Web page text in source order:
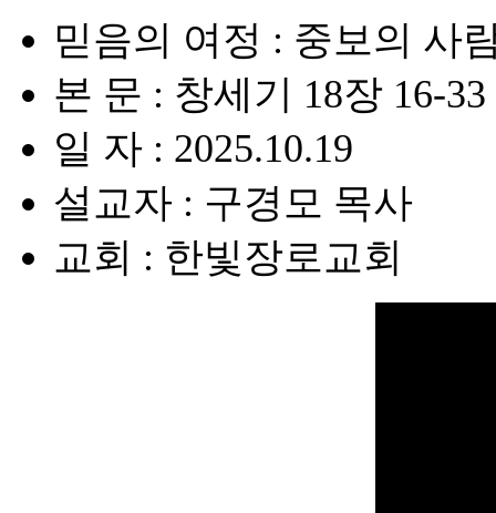
믿음의 여정 : 중보의 사
본 문 : 창세기 18장 16-33
일 자 : 2025.10.19
설교자 : 구경모 목사
교회 : 한빛장로교회